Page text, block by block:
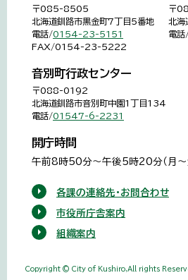
〒085-8505
北海道釧路市黒金町7丁目5番地
電話/0154-23-5151
FAX/0154-23-5222
〒
北海
電話
音別町行政センター
〒088-0192
北海道釧路市音別町中園1丁目134
電話/01547-6-2231
開庁時間
午前8時50分～午後5時20分（月～
各課の連絡先・お問合わせ
市役所庁舎案内
組織案内
Copyright © City of Kushiro,All rights